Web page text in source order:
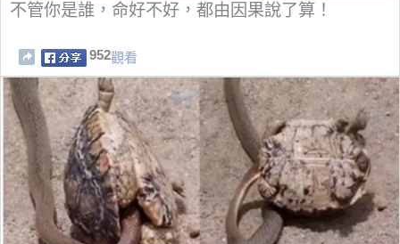
不管你是誰，命好不好，都由因果說了算！
952觀看